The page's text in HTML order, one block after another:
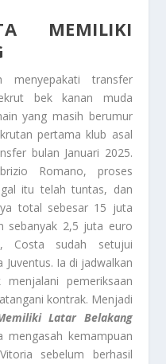
MEMILIKI
menyepakati transfer
bek kanan muda
yang masih berumur
pertama klub asal
bulan Januari 2025.
Romano, proses
itu telah tuntas, dan
total sebesar 15 juta
sebanyak 2,5 juta euro
Costa sudah setujui
Ia di jadwalkan
pemeriksaan
kontrak. Menjadi
Latar Belakang
kemampuan
sebelum berhasil